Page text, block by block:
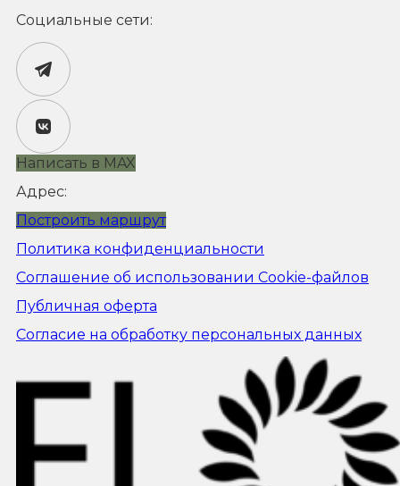
Социальные сети:
Написать в MAX
Адрес:
Построить маршрут
Политика конфиденциальности
Соглашение об использовании Cookie-файлов
Публичная оферта
Согласие на обработку персональных данных